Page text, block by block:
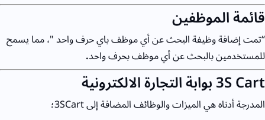
قائمة الموظفين
“تمت إضافة وظيفة البحث عن أي موظف باي حرف واحد "، مما يسمح
للمستخدمين بالبحث عن أي موظف بحرف واحد.
3S Cart بوابة التجارة الالكترونية
المدرجة أدناه هي الميزات والوظائف المضافة إلى 3SCart؛